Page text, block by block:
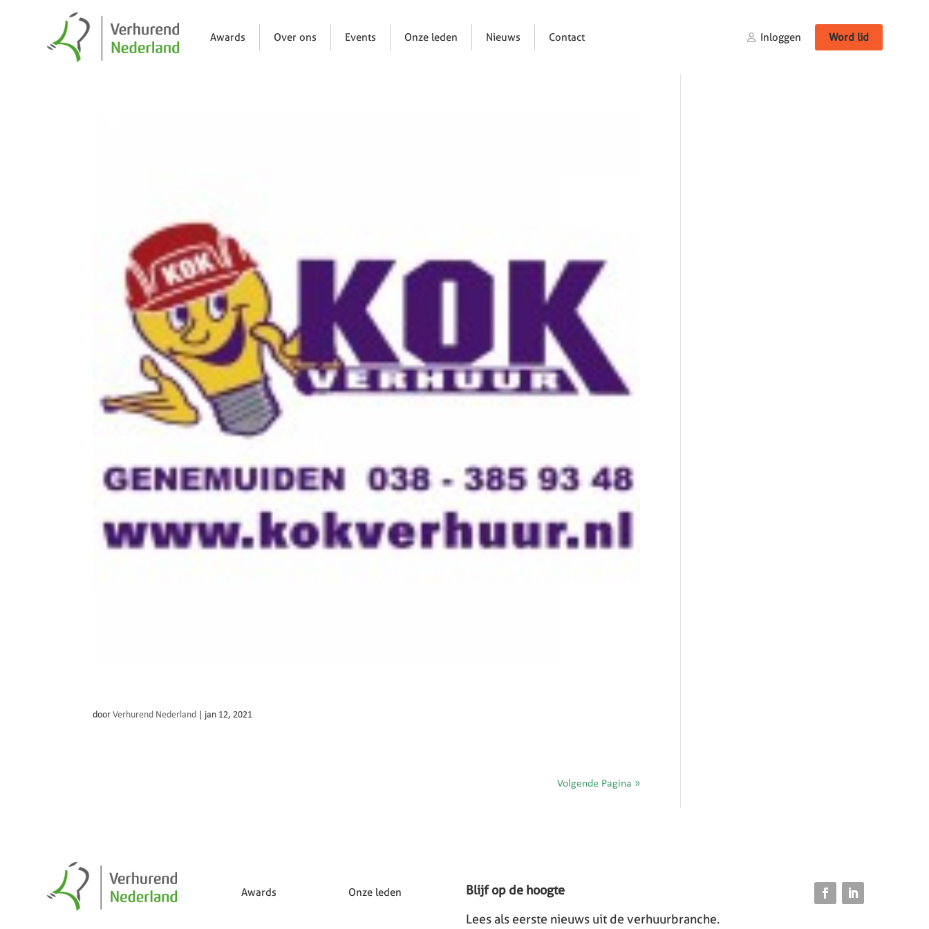
Awards Over ons Events Onze leden Nieuws Contact Inloggen Word lid
doorVerhurend Nederland jan 12, 2021
Volgende Pagina »
Awards Onze leden
Blijf op de hoogte
Lees als eerste nieuws uit de verhuurbranche.